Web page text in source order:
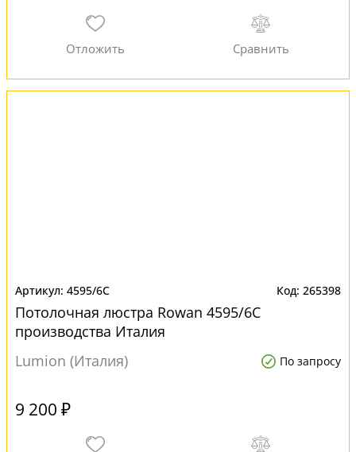
4595/6C 265398
Потолочная люстра Rowan 4595/6C
производства Италия
Lumion (Италия)
По запросу
9 200 ₽